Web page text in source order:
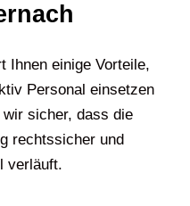
Sie mit